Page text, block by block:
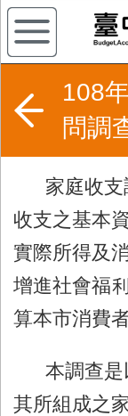
108
問調
家庭收支
收支之基本
實際所得及
增進社會福
算本市消費
本調查
其所組成之